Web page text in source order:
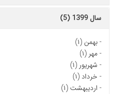
سال 1399 (5)
-بهمن (۱)
-مهر (۱)
- شهریور (۱)
- خرداد (۱)
- اردیبهشت (۱)